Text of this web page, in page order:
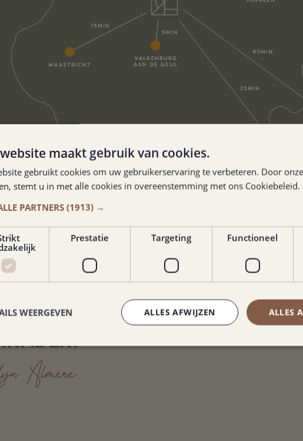
MET GARAGE
IN EEN MOOIE
BEDDEN EN ERG
ECHT EEN
Almere
maakt gebruik van cookies.
gebruikt cookies om uw gebruikerservaring te verbeteren. Door
stemt u in met alle cookies in overeenstemming met ons Cookiebeleid.
PARTNERS (1913) →
Prestatie Targeting
Functioneel
ALLES
ALLES AFWIJZEN
WEERGEVEN